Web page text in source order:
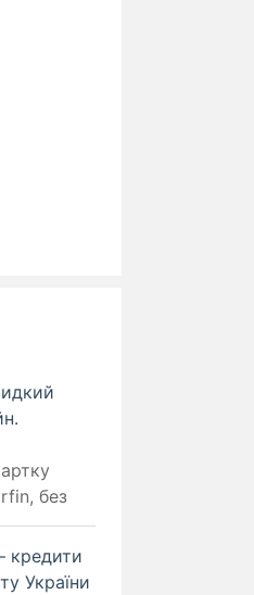
без
кредити
України